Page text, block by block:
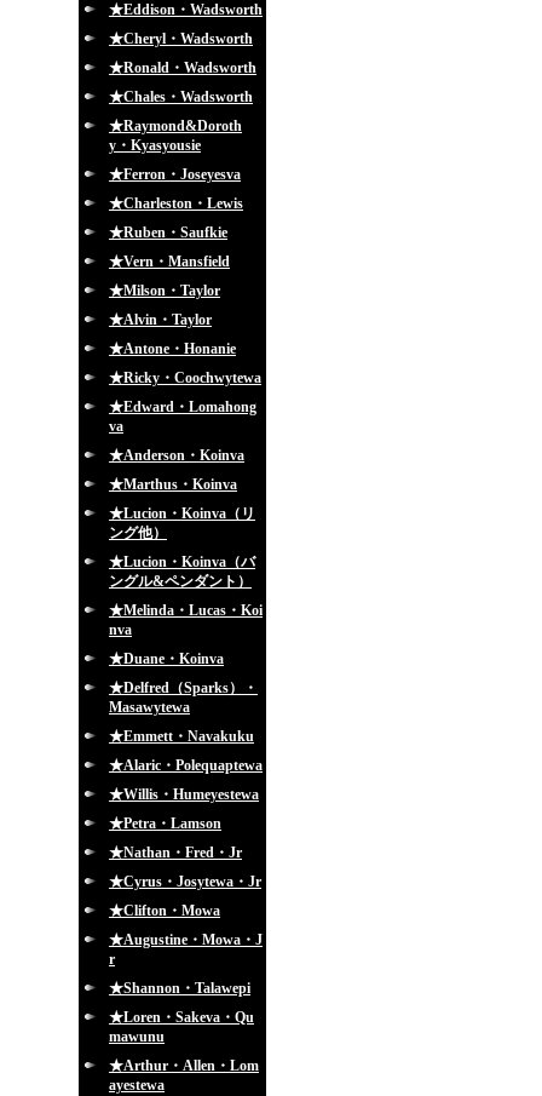
★Eddison・Wadsworth
★Cheryl・Wadsworth
★Ronald・Wadsworth
★Chales・Wadsworth
★Raymond&Doroth
y・Kyasyousie
★Ferron・Joseyesva
★Charleston・Lewis
★Ruben・Saufkie
★Vern・Mansfield
★Milson・Taylor
★Alvin・Taylor
★Antone・Honanie
★Ricky・Coochwytewa
★Edward・Lomahong
va
★Anderson・Koinva
★Marthus・Koinva
★Lucion・Koinva（リ
ング他）
★Lucion・Koinva（バ
ングル&ペンダント）
★Melinda・Lucas・Koi
nva
★Duane・Koinva
★Delfred（Sparks）・
Masawytewa
★Emmett・Navakuku
★Alaric・Polequaptewa
★Willis・Humeyestewa
★Petra・Lamson
★Nathan・Fred・Jr
★Cyrus・Josytewa・Jr
★Clifton・Mowa
★Augustine・Mowa・J
r
★Shannon・Talawepi
★Loren・Sakeva・Qu
mawunu
★Arthur・Allen・Lom
ayestewa